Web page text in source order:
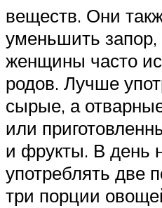
веществ. Они
уменьшить запор,
женщины часто
родов. Лучше
сырые, а
или
и фрукты. В день
употреблять две
три порции